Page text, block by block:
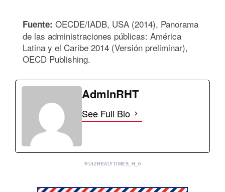
Fuente: OECDE/IADB, USA (2014), Panorama
de las administraciones públicas: América
Latina y el Caribe 2014 (Versión preliminar),
OECD Publishing.
AdminRHT
See Full Bio
RUIZHEALYTIMES_H_0